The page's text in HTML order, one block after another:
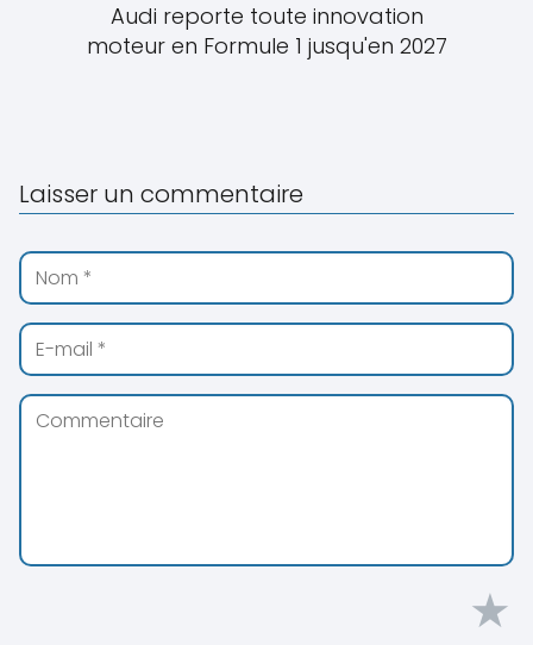
Audi reporte toute innovation
moteur en Formule 1 jusqu'en 2027
Laisser un commentaire
★